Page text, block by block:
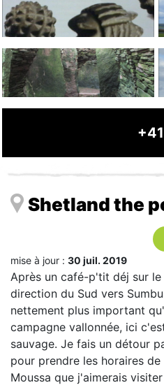
Shetland the
mise à jour : 30 juil. 2019
Après un café-p'tit déj sur
direction du Sud vers
nettement plus important
campagne vallonnée, ici
sauvage. Je fais un détour
pour prendre les horaires
Moussa que j'aimerais